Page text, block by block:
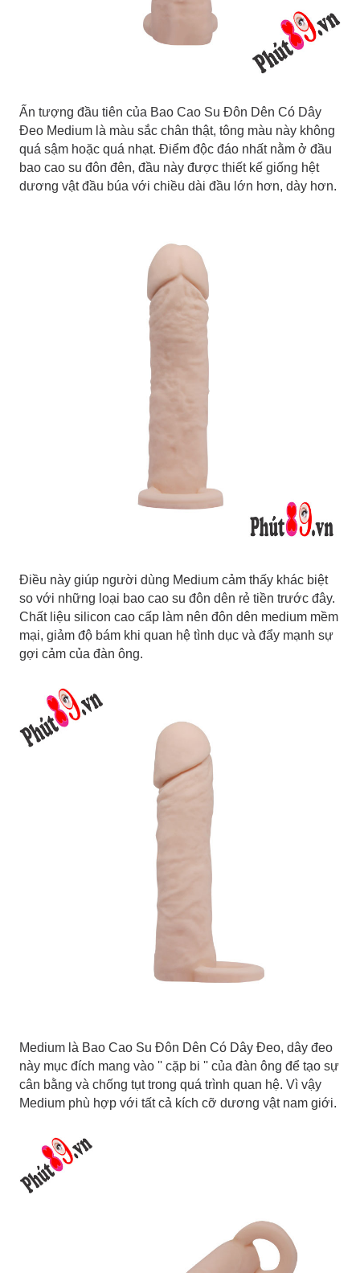
Ấn tượng đầu tiên của Bao Cao Su Đôn Dên Có Dây
Đeo Medium là màu sắc chân thật, tông màu này không
quá sậm hoặc quá nhạt. Điểm độc đáo nhất nằm ở đầu
bao cao su đôn đên, đầu này được thiết kế giống hệt
dương vật đầu búa với chiều dài đầu lớn hơn, dày hơn.
Điều này giúp người dùng Medium cảm thấy khác biệt
so với những loại bao cao su đôn dên rẻ tiền trước đây.
Chất liệu silicon cao cấp làm nên đôn dên medium mềm
mại, giảm độ bám khi quan hệ tình dục và đẩy mạnh sự
gợi cảm của đàn ông.
Medium là Bao Cao Su Đôn Dên Có Dây Đeo, dây đeo
này mục đích mang vào '' cặp bi '' của đàn ông để tạo sự
cân bằng và chống tụt trong quá trình quan hệ. Vì vậy
Medium phù hợp với tất cả kích cỡ dương vật nam giới.